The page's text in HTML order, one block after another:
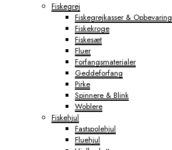
Fiskegrej
Fiskegrejkasser & Opbevaring
Fiskekroge
Fiskesæt
Fluer
Forfangsmaterialer
Geddeforfang
Pirke
Spinnere & Blink
Woblere
Fiskehjul
Fastspolehjul
Fluehjul